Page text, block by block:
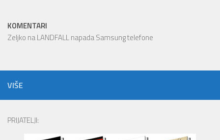
KOMENTARI
Zeljko naLANDFALL napada Samsung telefone
VIŠE
PRIJATELJI: